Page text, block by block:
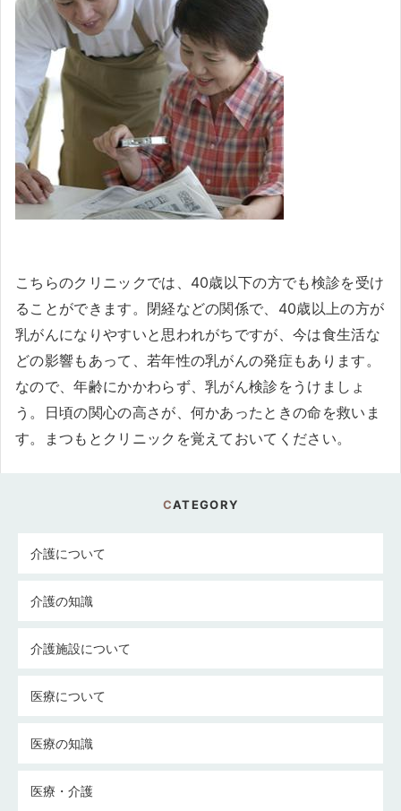
こちらのクリニックでは、40歳以下の方でも検診を受け
ることができます。閉経などの関係で、40歳以上の方が
乳がんになりやすいと思われがちですが、今は食生活な
どの影響もあって、若年性の乳がんの発症もあります。
なので、年齢にかかわらず、乳がん検診をうけましょ
う。日頃の関心の高さが、何かあったときの命を救いま
す。まつもとクリニックを覚えておいてください。
CATEGORY
介護について
介護の知識
介護施設について
医療について
医療の知識
医療・介護